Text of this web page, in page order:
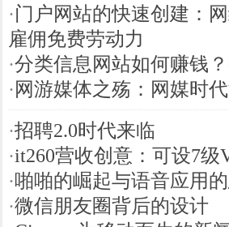
·门户网站的快速创建：
雇佣免费劳动力
·分类信息网站如何赚钱
· 网游媒体之殇：网媒时
·招聘2.0时代来临
·it260营收创意：可设7
·啪啪的崛起与语音应用
·微信朋友圈背后的设计